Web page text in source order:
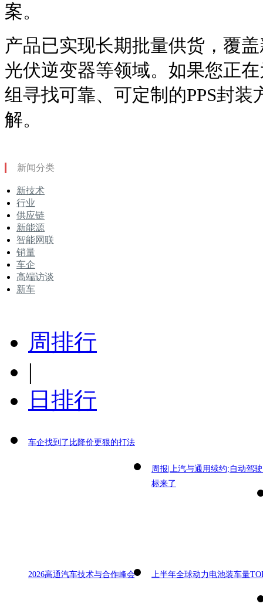
案。
产品已实现长期批量供货，覆
光伏逆变器等领域。如果您正
组寻找可靠、可定制的PPS封
解。
新闻分类
新技术
行业
供应链
新能源
智能网联
销量
车企
高端访谈
新车
周排行
|
日排行
车企找到了比降价更狠的打法
周报|上汽与通用续约;自动驾
标来了
2026高通汽车技术与合作峰会 上半年全球动力电池装车量